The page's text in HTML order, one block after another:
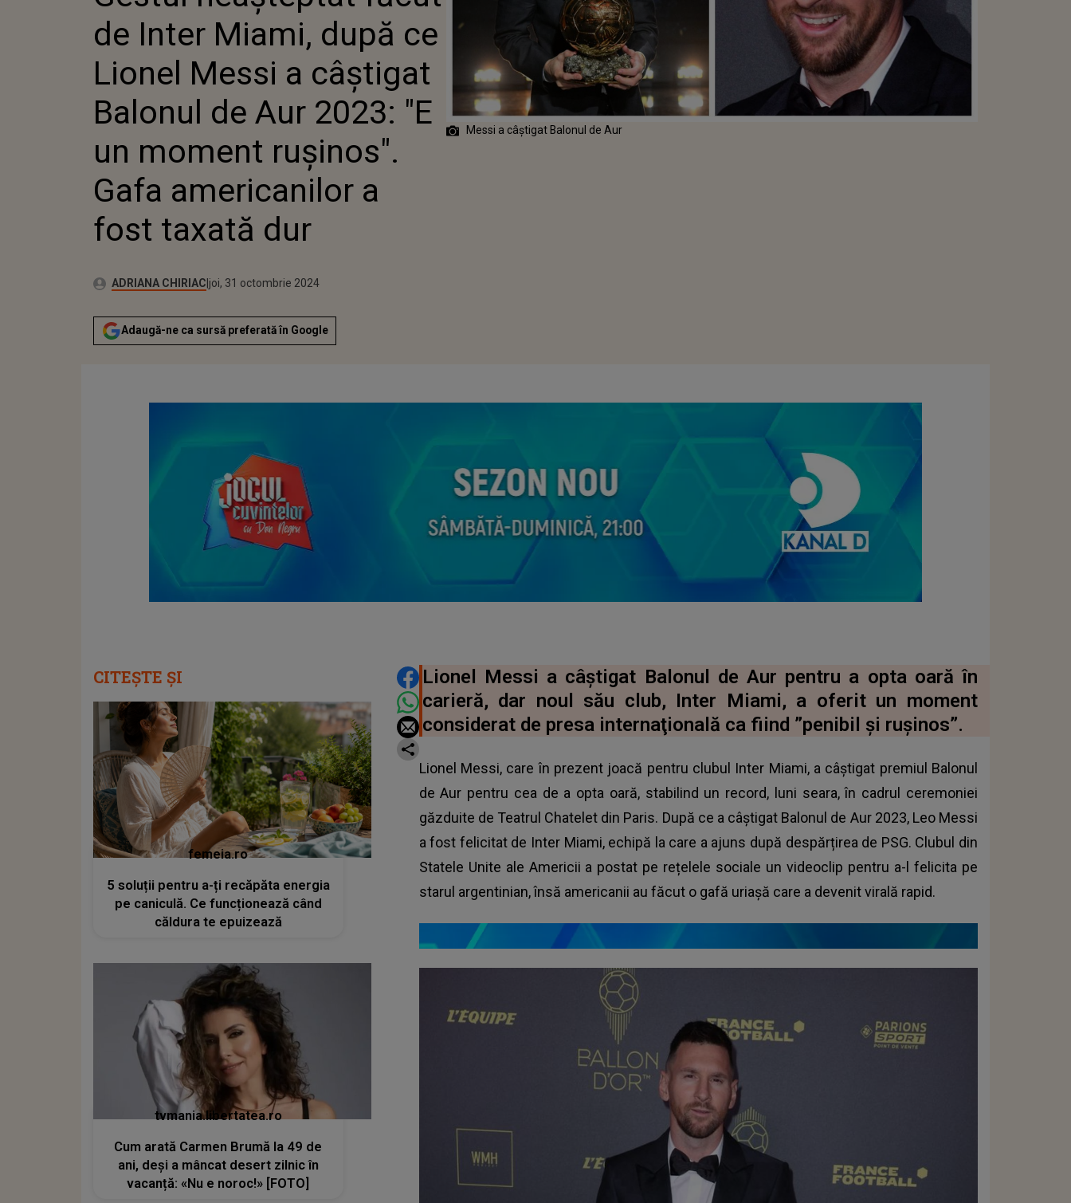
LIONEL MESSI A
CÂȘTIGAT BALONUL DE
AUR 2023: "E UN
MOMENT RUȘINOS".
GAFA AMERICANILOR A
FOST TAXATĂ DUR
de Inter Miami, după ce
Lionel Messi a câștigat
Balonul de Aur 2023: "E
un moment rușinos".
Gafa americanilor a
fost taxată dur
Autor:ADRIANA CHIRIACPublicat:
marți, 31 octombrie 2023
Actualizat:
joi, 31 octombrie 2024
Adaugă-ne ca sursă preferată în Google
Messi a câștigat Balonul de Aur
DISTRIBUIE ARTICOLUL
Lionel Messi a câștigat Balonul de Aur pentru a opta oară în
carieră, dar noul său club, Inter Miami, a oferit un moment
considerat de presa internaţională ca fiind ”penibil și rușinos”.
Lionel Messi, care în prezent joacă pentru clubul Inter Miami, a câștigat premiul Balonul
de Aur pentru cea de a opta oară, stabilind un record, luni seara, în cadrul ceremoniei
găzduite de Teatrul Chatelet din Paris. După ce a câștigat Balonul de Aur 2023, Leo Messi
a fost felicitat de Inter Miami, echipă la care a ajuns după despărțirea de PSG. Clubul din
Statele Unite ale Americii a postat pe rețelele sociale un videoclip pentru a-l felicita pe
starul argentinian, însă americanii au făcut o gafă uriașă care a devenit virală rapid.
CITEȘTE ȘI
femeia.ro
5 soluții pentru a-ți recăpăta energia
pe caniculă. Ce funcționează când
căldura te epuizează
tvmania.libertatea.ro
Cum arată Carmen Brumă la 49 de
ani, deși a mâncat desert zilnic în
vacanță: «Nu e noroc!» [FOTO]